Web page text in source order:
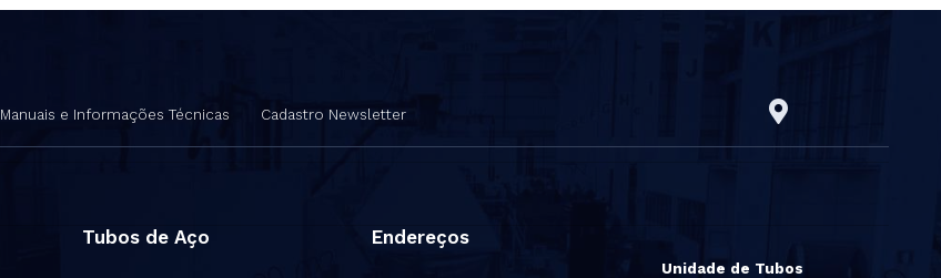
Manuais e Informações Técnicas Cadastro Newsletter
Tubos de Aço Endereços
Unidade de Tubos